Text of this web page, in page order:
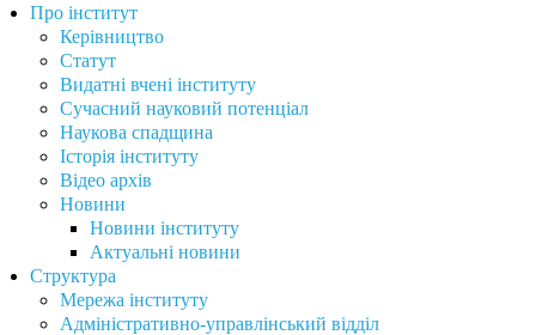
Про інститут
Керівництво
Статут
Видатні вчені інституту
Сучасний науковий потенціал
Наукова спадщина
Історія інституту
Відео архів
Новини
Новини інституту
Актуальні новини
Структура
Мережа інституту
Адміністративно-управлінський відділ